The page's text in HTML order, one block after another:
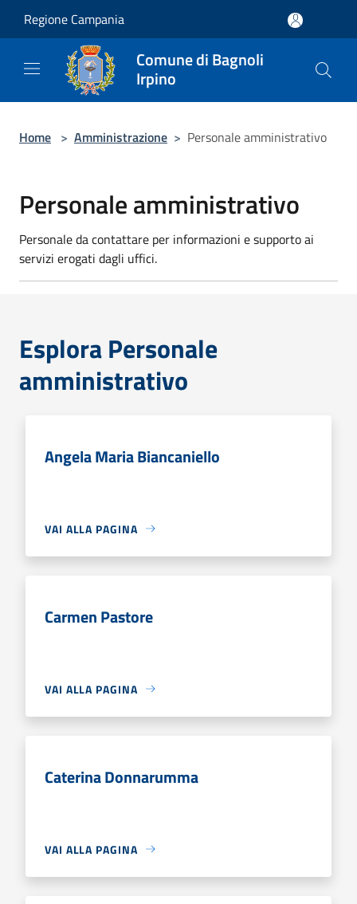
Regione Campania
Comune di Bagnoli
Irpino
Home > Amministrazione > Personale amministrativo
Personale amministrativo
Personale da contattare per informazioni e supporto ai
servizi erogati dagli uffici.
Esplora Personale
amministrativo
Angela Maria Biancaniello
VAI ALLA PAGINA
Carmen Pastore
VAI ALLA PAGINA
Caterina Donnarumma
VAI ALLA PAGINA